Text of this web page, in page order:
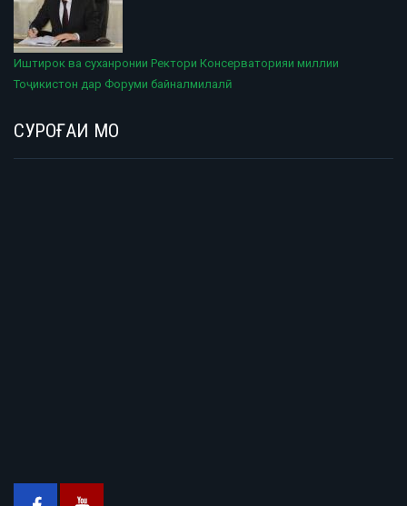
Иштирок ва суханронии Ректори Консерваторияи миллии
Тоҷикистон дар Форуми байналмилалӣ
СУРОҒАИ МО